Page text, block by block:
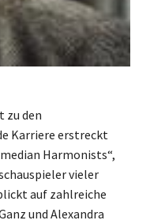
zu den
Karriere erstreckt
Harmonists“,
vieler
auf zahlreiche
und Alexandra